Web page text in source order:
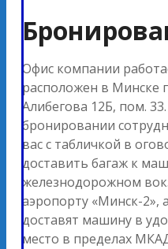
Офис компании
расположен в Минске
Алибегова 12Б, пом.
бронировании
вас с табличкой в
доставить багаж к
железнодорожном
аэропорту «Минск-2»,
доставят машину в
место в пределах